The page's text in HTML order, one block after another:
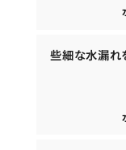
些細な水漏れ